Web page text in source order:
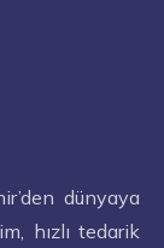
dünyaya
hızlı tedarik